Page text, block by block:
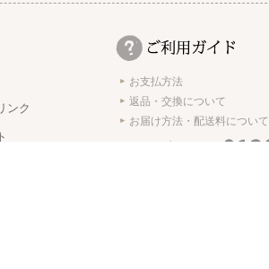
ンク
お支払方法
返品・交換について
お届け方法・配送料について